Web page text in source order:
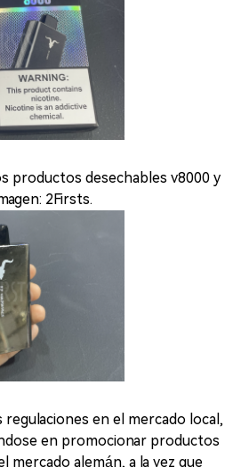
productos desechables v8000 y
2Firsts.
regulaciones en el mercado local,
en promocionar productos
mercado alemán, a la vez que